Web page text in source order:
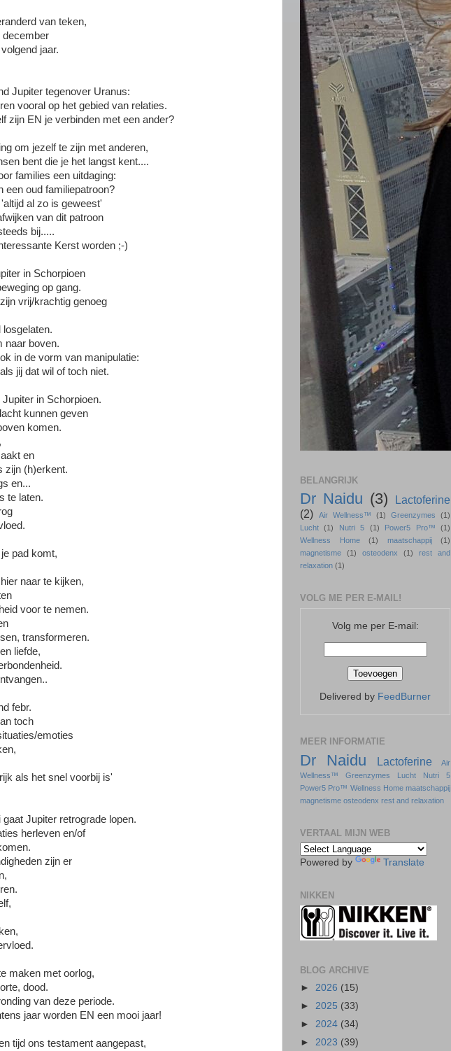
van teken,
december
jaar.
Jupiter tegenover Uranus:
vooral op het gebied van relaties.
zijn EN je verbinden met een ander?
om jezelf te zijn met anderen,
bent die je het langst kent....
families een uitdaging:
een oud familiepatroon?
al zo is geweest'
van dit patroon
bij.....
Kerst worden ;-)
in Schorpioen
op gang.
vrij/krachtig genoeg
naar boven.
in de vorm van manipulatie:
jij dat wil of toch niet.
in Schorpioen.
kunnen geven
komen.
en
zijn (h)erkent.
en...
te laten.
pad komt,
naar te kijken,
voor te nemen.
transformeren.
liefde,
febr.
toch
emoties
als het snel voorbij is'
Jupiter retrograde lopen.
herleven en/of
zijn er
maken met oorlog,
dood.
van deze periode.
jaar worden EN een mooi jaar!
tijd ons testament aangepast,
BELANGRIJK
Dr Naidu (3)
Lactoferine
(2)
Air Wellness™ (1) Greenzymes
(1)
Lucht
(1) Nutri 5 (1) Power5 Pro™
(1)
Wellness Home
(1) maatschappij
(1)
magnetisme
(1) osteodenx (1)
rest and
relaxation (1)
VOLG ME PER E-MAIL!
Volg me per E-mail:
Delivered by FeedBurner
MEER INFORMATIE
Dr Naidu Lactoferine
Air
Wellness™
Greenzymes Lucht
Nutri 5
Power5 Pro™ Wellness Home maatschappij
magnetisme osteodenx rest and relaxation
VERTAAL MIJN WEB
Powered by Translate
NIKKEN
BLOG ARCHIVE
► 2026 (15)
► 2025 (33)
► 2024 (34)
► 2023 (39)